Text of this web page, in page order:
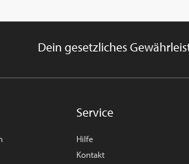
Dein gesetzliches
Service
Hilfe
Kontakt